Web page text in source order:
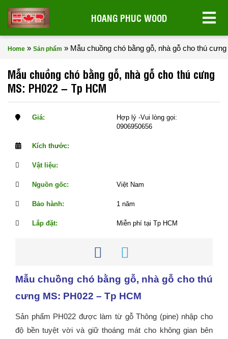
HOANG PHUC WOOD
Home » Sản phẩm » Mẫu chuồng chó bằng gỗ, nhà gỗ cho thú
Mẫu chuồng chó bằng gỗ, nhà gỗ cho thú cưng
MS: PH022 – Tp HCM
Giá:
Hợp lý -Vui lòng gọi:
0906950656
Kích thước:
Vật liệu:
Nguồn gốc: Việt Nam
Bảo hành: 1 năm
Lắp đặt: Miễn phí tại Tp HCM
Mẫu chuồng chó bằng gỗ, nhà gỗ cho thú
cưng MS: PH022 – Tp HCM
Sản phẩm PH022 được làm từ gỗ Thông (pine) nhập cho
độ bền tuyệt vời và giữ thoáng mát cho không gian bên